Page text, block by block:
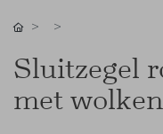
Sluitzegel
met